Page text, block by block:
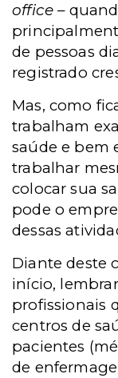
office­ –
de pessoas
registrado
Mas, como
trabalham
saúde e bem
trabalhar
colocar sua
pode o
dessas
Diante deste
início,
profissionais
centros de
pacientes
de